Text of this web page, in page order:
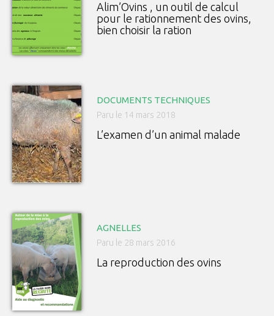
Alim’Ovins , un outil de calcul
pour le rationnement des ovins,
bien choisir la ration
DOCUMENTS TECHNIQUES
Paru le 14 mars 2018
L’examen d’un animal malade
AGNELLES
Paru le 28 mars 2016
La reproduction des ovins